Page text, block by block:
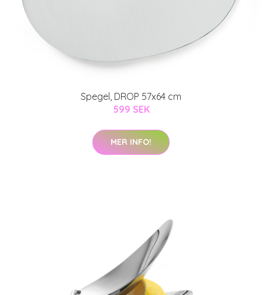
Spegel, DROP 57x64 cm
599 SEK
MER INFO!